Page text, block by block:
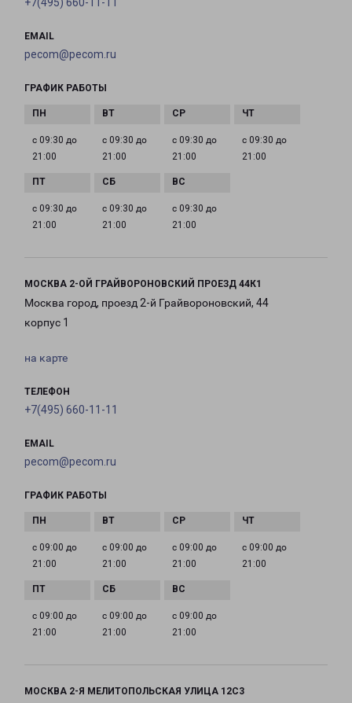
+7(495) 660-11-11
EMAIL
pecom@pecom.ru
ГРАФИК РАБОТЫ
с 09:30 до
21:00
с 09:30 до
21:00
с 09:30 до
21:00
с 09:30 до
21:00
с 09:30 до
21:00
с 09:30 до
21:00
с 09:30 до
21:00
МОСКВА 2-ОЙ ГРАЙВОРОНОВСКИЙ ПРОЕЗД 44К1
Москва город, проезд 2-й Грайвороновский, 44
корпус 1
на карте
ТЕЛЕФОН
+7(495) 660-11-11
EMAIL
pecom@pecom.ru
ГРАФИК РАБОТЫ
с 09:00 до
21:00
с 09:00 до
21:00
с 09:00 до
21:00
с 09:00 до
21:00
с 09:00 до
21:00
с 09:00 до
21:00
с 09:00 до
21:00
МОСКВА 2-Я МЕЛИТОПОЛЬСКАЯ УЛИЦА 12С3